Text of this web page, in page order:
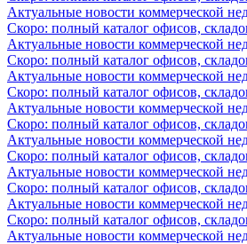
Актуальные новости коммерческой
Скоро: полный каталог офисов,
Актуальные новости коммерческой
Скоро: полный каталог офисов,
Актуальные новости коммерческой
Скоро: полный каталог офисов,
Актуальные новости коммерческой
Скоро: полный каталог офисов,
Актуальные новости коммерческой
Скоро: полный каталог офисов,
Актуальные новости коммерческой
Скоро: полный каталог офисов,
Актуальные новости коммерческой
Скоро: полный каталог офисов,
Актуальные новости коммерческой